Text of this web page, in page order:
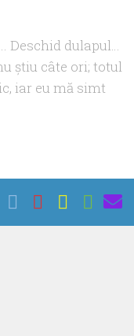
Deschid dulapul…
ştiu câte ori; totul
iar eu mă simt